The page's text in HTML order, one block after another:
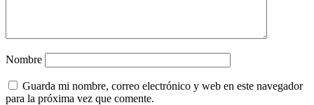
Nombre
Guarda mi nombre, correo electrónico y web en este navegador
para la próxima vez que comente.